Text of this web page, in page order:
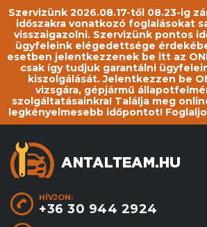
Szervizünk 2026.08.17-től 08.23-ig
időszakra vonatkozó foglalásokat
visszaigazolni. Szervizünk pontos
ügyfeleink elégedettsége
esetben jelentkezzenek be itt az
csak így tudjuk garantálni
kiszolgálását. Jelentkezzen be
vizsgára, gépjármű
szolgáltatásainkra! Találja meg
legkényelmesebb időpontot!
HÍVJON:
+36 30 944 2924